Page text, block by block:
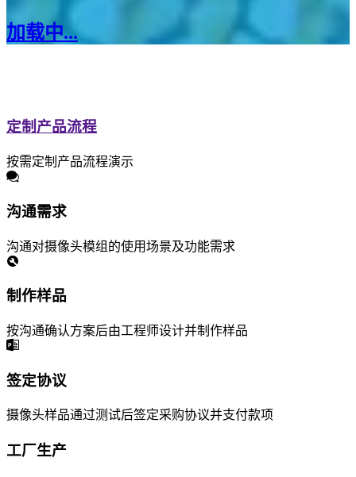
加载中...
定制产品流程
按需定制产品流程演示
沟通需求
沟通对摄像头模组的使用场景及功能需求
制作样品
按沟通确认方案后由工程师设计并制作样品
签定协议
摄像头样品通过测试后签定采购协议并支付款项
工厂生产